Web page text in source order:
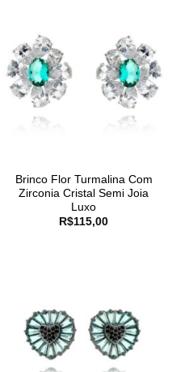
Brinco Flor Turmalina Com
Zirconia Cristal Semi Joia
Luxo
R$115,00